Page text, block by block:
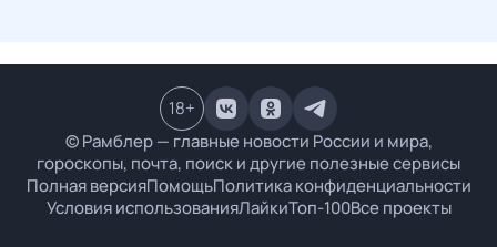
© Рамблер — главные новости России и мира,
гороскопы, почта, поиск и другие полезные сервисы
Полная версияПомощьПолитика конфиденциальности
Условия использованияЛайкиТоп-100Все проекты
18+